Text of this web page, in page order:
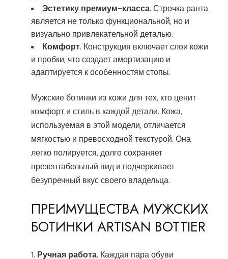
Эстетику премиум-класса. Строчка ранта
является не только функциональной, но и
визуально привлекательной деталью.
Комфорт. Конструкция включает слои кожи
и пробки, что создает амортизацию и
адаптируется к особенностям стопы.
Мужские ботинки из кожи для тех, кто ценит
комфорт и стиль в каждой детали. Кожа,
используемая в этой модели, отличается
мягкостью и превосходной текстурой. Она
легко полируется, долго сохраняет
презентабельный вид и подчеркивает
безупречный вкус своего владельца.
ПРЕИМУЩЕСТВА МУЖСКИХ
БОТИНКИ ARTISAN BOTTIER
Ручная работа. Каждая пара обуви